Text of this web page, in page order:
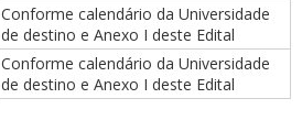
Conforme calendário da Universidade
de destino e Anexo I deste Edital
Conforme calendário da Universidade
de destino e Anexo I deste Edital